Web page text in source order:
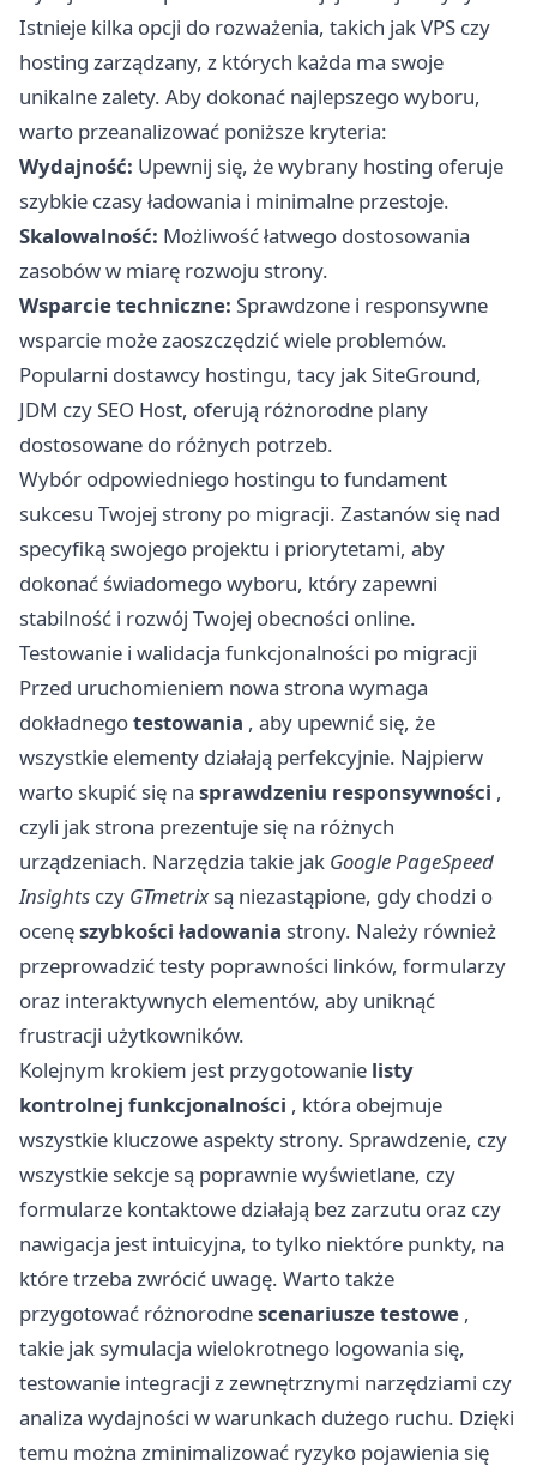
Istnieje kilka opcji do rozważenia, takich jak VPS czy
hosting zarządzany, z których każda ma swoje
unikalne zalety. Aby dokonać najlepszego wyboru,
warto przeanalizować poniższe kryteria:
Wydajność: Upewnij się, że wybrany hosting oferuje
szybkie czasy ładowania i minimalne przestoje.
Skalowalność: Możliwość łatwego dostosowania
zasobów w miarę rozwoju strony.
Wsparcie techniczne: Sprawdzone i responsywne
wsparcie może zaoszczędzić wiele problemów.
Popularni dostawcy hostingu, tacy jak SiteGround,
JDM czy SEO Host, oferują różnorodne plany
dostosowane do różnych potrzeb.
Wybór odpowiedniego hostingu to fundament
sukcesu Twojej strony po migracji. Zastanów się nad
specyfiką swojego projektu i priorytetami, aby
dokonać świadomego wyboru, który zapewni
stabilność i rozwój Twojej obecności online.
Testowanie i walidacja funkcjonalności po migracji
Przed uruchomieniem nowa strona wymaga
dokładnegotestowania , aby upewnić się, że
wszystkie elementy działają perfekcyjnie. Najpierw
warto skupić się na sprawdzeniu responsywności ,
czyli jak strona prezentuje się na różnych
urządzeniach. Narzędzia takie jak Google PageSpeed
Insights czy GTmetrixsą niezastąpione, gdy chodzi o
ocenęszybkości ładowania strony. Należy również
przeprowadzić testy poprawności linków, formularzy
oraz interaktywnych elementów, aby uniknąć
frustracji użytkowników.
Kolejnym krokiem jest przygotowanie listy
kontrolnej funkcjonalności , która obejmuje
wszystkie kluczowe aspekty strony. Sprawdzenie, czy
wszystkie sekcje są poprawnie wyświetlane, czy
formularze kontaktowe działają bez zarzutu oraz czy
nawigacja jest intuicyjna, to tylko niektóre punkty, na
które trzeba zwrócić uwagę. Warto także
przygotować różnorodnescenariusze testowe ,
takie jak symulacja wielokrotnego logowania się,
testowanie integracji z zewnętrznymi narzędziami czy
analiza wydajności w warunkach dużego ruchu. Dzięki
temu można zminimalizować ryzyko pojawienia się